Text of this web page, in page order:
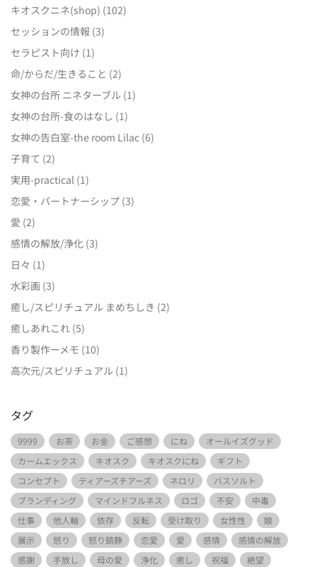
キオスクニネ(shop) (102)
セッションの情報 (3)
セラピスト向け (1)
命/からだ/生きること (2)
女神の台所 ニネターブル (1)
女神の台所-食のはなし (1)
女神の告白室-the room Lilac (6)
子育て (2)
実用-practical (1)
恋愛・パートナーシップ (3)
愛 (2)
感情の解放/浄化 (3)
日々 (1)
水彩画 (3)
癒し/スピリチュアル まめちしき (2)
癒しあれこれ (5)
香り製作ーメモ (10)
高次元/スピリチュアル (1)
タグ
9999 お茶 お金 ご感想 にね
オールイズグッド
カームエックス
キオスク キオスクにね
ギフト
コンセプト
ティアーズチアーズ ネロリ
バスソルト
ブランディング
マインドフルネス ロゴ 不安
中毒
仕事
他人軸 依存 反転 受け取り 女性性
娘
展示
怒り 怒り鎮静 恋愛 愛 感情
感情の解放
感謝
手放し 母の愛 浄化 癒し 祝福 絶望